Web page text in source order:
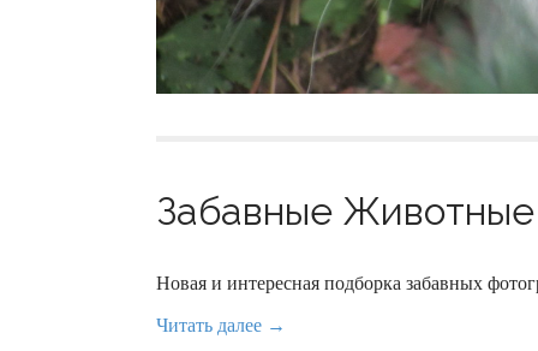
Забавные Животные
Новая и интересная подборка забавных
Читать далее →